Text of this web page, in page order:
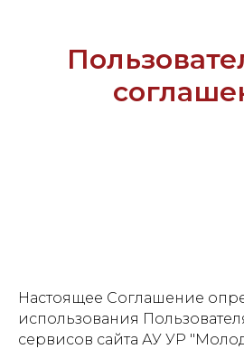
Настоящее Соглашение
использования
сервисов сайта АУ УР